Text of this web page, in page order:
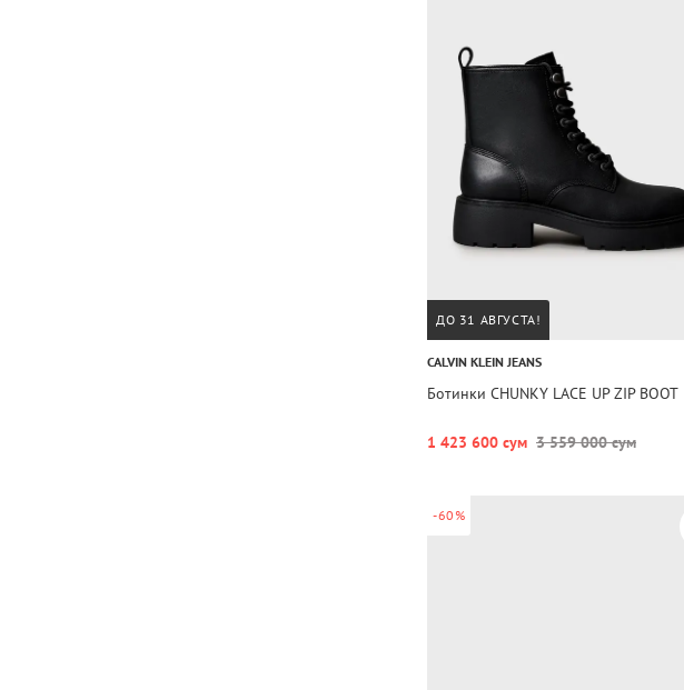
ДО 31 АВГУСТА!
CALVIN KLEIN JEANS
Ботинки CHUNKY LACE UP ZIP BOOT
1 423 600 сум 3 559 000 сум
-60%